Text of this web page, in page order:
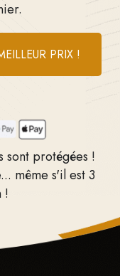
PRIX !
sont protégées !
même s'il est 3
!